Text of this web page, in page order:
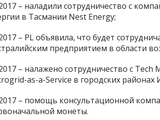
– наладили сотрудничество с
в Тасмании Nest Energy;
– PL объявила, что будет
предприятием в области
– налажено сотрудничество с Tech
as-a-Service в городских районах
– помощь консультационной
монеты.